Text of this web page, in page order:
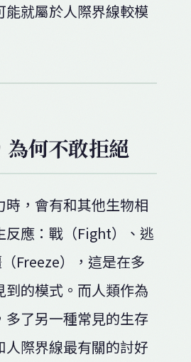
能就屬於人際界線較模
為何不敢拒絕
時，會有和其他生物相
反應：戰（Fight）、逃
Freeze），這是在多
到的模式。而人類作為
多了另一種常見的生存
人際界線最有關的討好